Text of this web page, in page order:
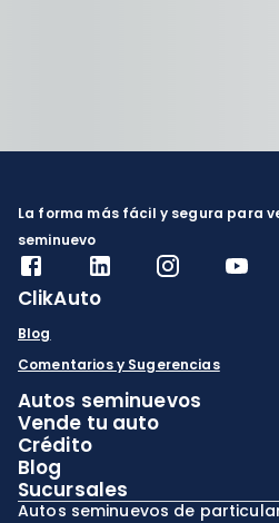
La forma más fácil y segura para
seminuevo
ClikAuto
Blog
Comentarios y Sugerencias
Autos seminuevos
Vende tu auto
Crédito
Blog
Sucursales
Autos seminuevos de